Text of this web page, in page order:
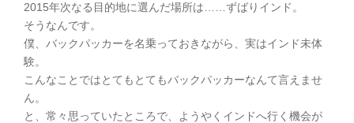
2015年次なる目的地に選んだ場所は……ずばりインド。
そうなんです。
僕、バックパッカーを名乗っておきながら、実はインド未体
験。
こんなことではとてもとてもバックパッカーなんて言えませ
ん。
と、常々思っていたところで、ようやくインドへ行く機会が